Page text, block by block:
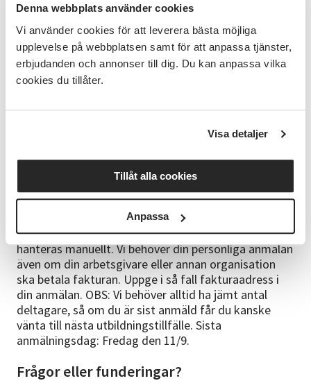
Denna webbplats använder cookies
Vi använder cookies för att leverera bästa möjliga
upplevelse på webbplatsen samt för att anpassa tjänster,
erbjudanden och annonser till dig. Du kan anpassa vilka
cookies du tillåter.
Visa detaljer
Tillåt alla cookies
Anpassa
därmed behörighet att leda grupper utifrån metoden
Shared Reading. För att bli godkänd och certifierad
läsledare krävs 100% närvaro under utbildningen.
Anmälan är bindande. Vi som utbildar heter Katarina
Lundgren och Christina Heldemark.
Bra att veta
Datum och tider: Tisdag 6/10, kl: 13:00-16:30 Onsdag
7/10, kl: 09:00-12:30 Tisdag 13/10, kl: 13:00-16:30
Onsdag 14/10, kl: 09:00-12:30 Tisdag 20/10, kl:13:00-
16:30 Onsdag 21/10, kl: 09:00-12:30 Alla anmälningar
hanteras manuellt. Vi behöver din personliga anmälan
även om din arbetsgivare eller annan organisation
ska betala fakturan. Uppge i så fall fakturaadress i
din anmälan. OBS: Vi behöver alltid ha jämt antal
deltagare, så om du är sist anmäld får du kanske
vänta till nästa utbildningstillfälle. Sista
anmälningsdag: Fredag den 11/9.
Frågor eller funderingar?